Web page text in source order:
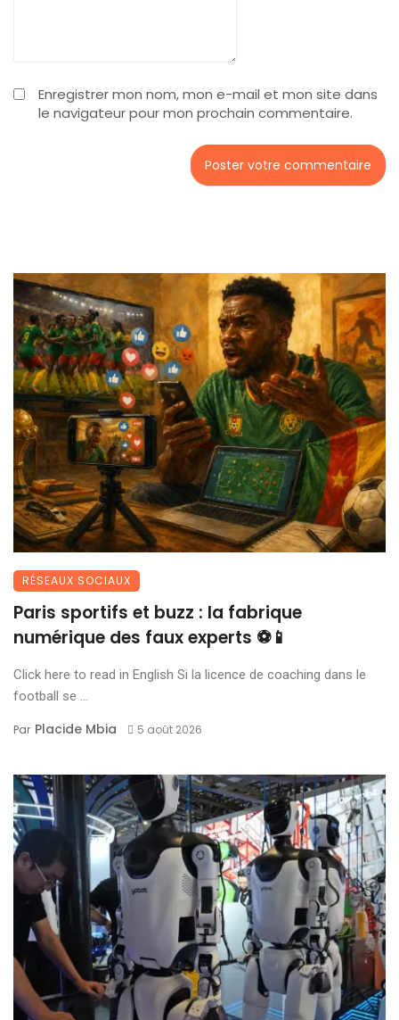
Enregistrer mon nom, mon e-mail et mon site dans
le navigateur pour mon prochain commentaire.
RÉSEAUX SOCIAUX
Paris sportifs et buzz : la fabrique
numérique des faux experts ⚽📱
Click here to read in English Si la licence de coaching dans le
football se ...
Par Placide Mbia 5 août 2026